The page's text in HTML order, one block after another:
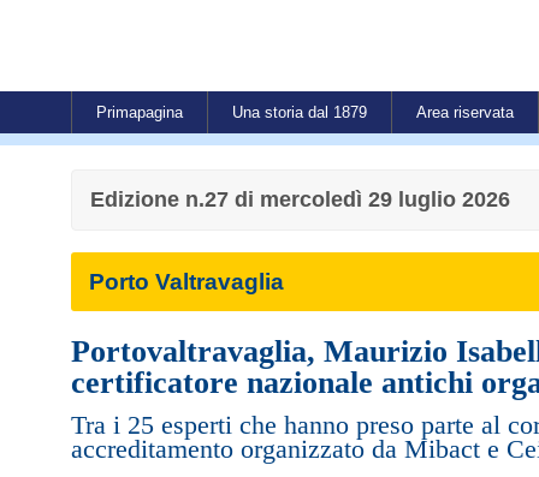
Primapagina Una storia dal 1879 Area riservata
Edizione n.27 di mercoledì 29 luglio 2026
Porto Valtravaglia
Portovaltravaglia, Maurizio
certificatore nazionale antichi
Tra i 25 esperti che hanno preso parte al
accreditamento organizzato da Mibact e